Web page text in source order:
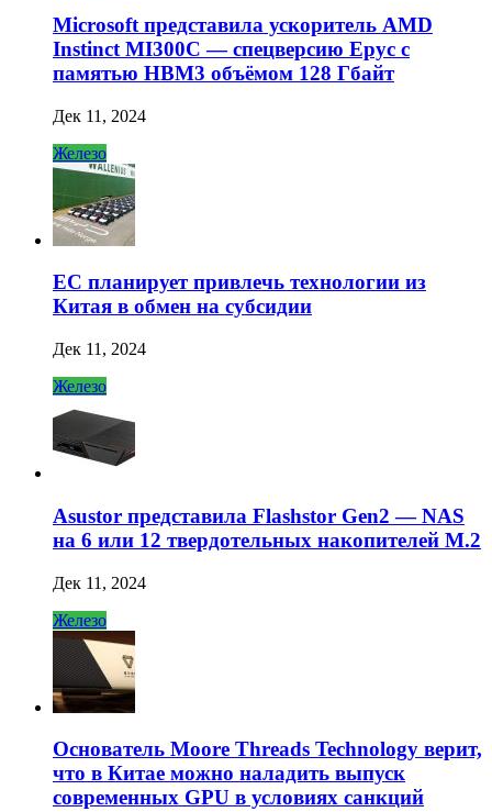
Microsoft представила ускоритель AMD
Instinct MI300C — спецверсию Epyc с
памятью HBM3 объёмом 128 Гбайт
Дек 11, 2024
Железо
ЕС планирует привлечь технологии из
Китая в обмен на субсидии
Дек 11, 2024
Железо
Asustor представила Flashstor Gen2 — NAS
на 6 или 12 твердотельных накопителей M.2
Дек 11, 2024
Железо
Основатель Moore Threads Technology верит,
что в Китае можно наладить выпуск
современных GPU в условиях санкций